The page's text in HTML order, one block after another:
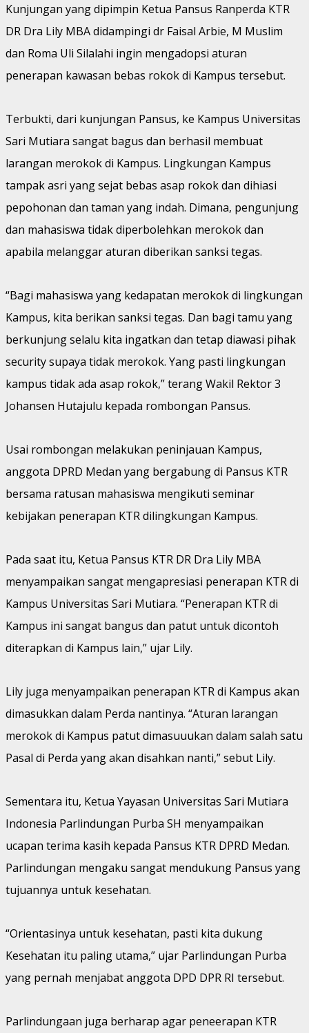
Kunjungan yang dipimpin Ketua Pansus Ranperda KTR
DR Dra Lily MBA didampingi dr Faisal Arbie, M Muslim
dan Roma Uli Silalahi ingin mengadopsi aturan
penerapan kawasan bebas rokok di Kampus tersebut.
Terbukti, dari kunjungan Pansus, ke Kampus Universitas
Sari Mutiara sangat bagus dan berhasil membuat
larangan merokok di Kampus. Lingkungan Kampus
tampak asri yang sejat bebas asap rokok dan dihiasi
pepohonan dan taman yang indah. Dimana, pengunjung
dan mahasiswa tidak diperbolehkan merokok dan
apabila melanggar aturan diberikan sanksi tegas.
“Bagi mahasiswa yang kedapatan merokok di lingkungan
Kampus, kita berikan sanksi tegas. Dan bagi tamu yang
berkunjung selalu kita ingatkan dan tetap diawasi pihak
security supaya tidak merokok. Yang pasti lingkungan
kampus tidak ada asap rokok,” terang Wakil Rektor 3
Johansen Hutajulu kepada rombongan Pansus.
Usai rombongan melakukan peninjauan Kampus,
anggota DPRD Medan yang bergabung di Pansus KTR
bersama ratusan mahasiswa mengikuti seminar
kebijakan penerapan KTR dilingkungan Kampus.
Pada saat itu, Ketua Pansus KTR DR Dra Lily MBA
menyampaikan sangat mengapresiasi penerapan KTR di
Kampus Universitas Sari Mutiara. “Penerapan KTR di
Kampus ini sangat bangus dan patut untuk dicontoh
diterapkan di Kampus lain,” ujar Lily.
Lily juga menyampaikan penerapan KTR di Kampus akan
dimasukkan dalam Perda nantinya. “Aturan larangan
merokok di Kampus patut dimasuuukan dalam salah satu
Pasal di Perda yang akan disahkan nanti,” sebut Lily.
Sementara itu, Ketua Yayasan Universitas Sari Mutiara
Indonesia Parlindungan Purba SH menyampaikan
ucapan terima kasih kepada Pansus KTR DPRD Medan.
Parlindungan mengaku sangat mendukung Pansus yang
tujuannya untuk kesehatan.
“Orientasinya untuk kesehatan, pasti kita dukung
Kesehatan itu paling utama,” ujar Parlindungan Purba
yang pernah menjabat anggota DPD DPR RI tersebut.
Parlindungaan juga berharap agar peneerapan KTR